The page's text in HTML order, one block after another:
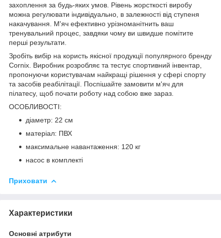
захоплення за будь-яких умов. Рівень жорсткості виробу
можна регулювати індивідуально, в залежності від ступеня
накачування. М'яч ефективно урізноманітнить ваш
тренувальний процес, завдяки чому ви швидше помітите
перші результати.
Зробіть вибір на користь якісної продукції популярного бренду
Cornix . Виробник розробляє та тестує спортивний інвентар,
пропонуючи користувачам найкращі рішення у сфері спорту
та засобів реабілітації. Поспішайте замовити м'яч для
пілатесу, щоб почати роботу над собою вже зараз.
ОСОБЛИВОСТІ:
діаметр: 22 см
матеріал: ПВХ
максимальне навантаження: 120 кг
насос в комплекті
Приховати
Характеристики
Основні атрибути